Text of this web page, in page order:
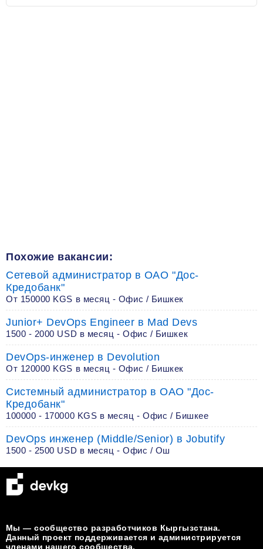
Похожие вакансии:
Сетевой администратор в ОАО "Дос-
Кредобанк"
От 150000 KGS в месяц - Офис / Бишкек
Junior+ DevOps Engineer в Mad Devs
1500 - 2000 USD в месяц - Офис / Бишкек
DevOps-инженер в Devolution
От 120000 KGS в месяц - Офис / Бишкек
Системный администратор в ОАО "Дос-
Кредобанк"
100000 - 170000 KGS в месяц - Офис / Бишкее
DevOps инженер (Middle/Senior) в Jobutify
1500 - 2500 USD в месяц - Офис / Ош
Мы — сообщество разработчиков Кыргызстана.
Данный проект поддерживается и администрируется
членами нашего сообщества.